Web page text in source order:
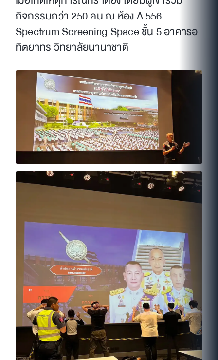
กิจกรรมกว่า 250 คน ณ ห้อง A 556
Spectrum Screening Space ชั้น 5 อาคารอ
ทิตยาทร วิทยาลัยนานาชาติ